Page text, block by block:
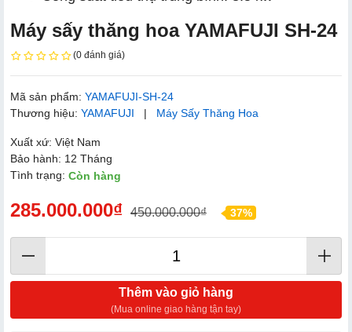
Máy sấy thăng hoa YAMAFUJI SH-24
(0 đánh giá)
Mã sản phẩm: YAMAFUJI-SH-24
Thương hiệu: YAMAFUJI | Máy Sấy Thăng Hoa
Xuất xứ: Việt Nam
Bảo hành: 12 Tháng
Tình trạng: Còn hàng
285.000.000₫ 450.000.000₫ 37%
Thêm vào giỏ hàng
(Mua online giao hàng tận tay)